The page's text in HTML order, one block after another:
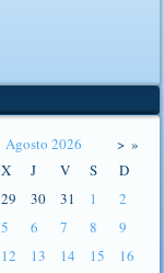
Agosto 2026 > »
X J V S
D
29 30 31 1
2
5 6 7 8
9
12 13 14 15
16